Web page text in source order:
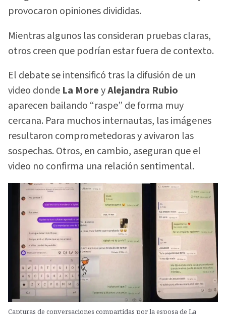
provocaron opiniones divididas.
Mientras algunos las consideran pruebas claras,
otros creen que podrían estar fuera de contexto.
El debate se intensificó tras la difusión de un
video donde La MoreyAlejandra Rubio
aparecen bailando “raspe” de forma muy
cercana. Para muchos internautas, las imágenes
resultaron comprometedoras y avivaron las
sospechas. Otros, en cambio, aseguran que el
video no confirma una relación sentimental.
Capturas de conversaciones compartidas por la esposa de La